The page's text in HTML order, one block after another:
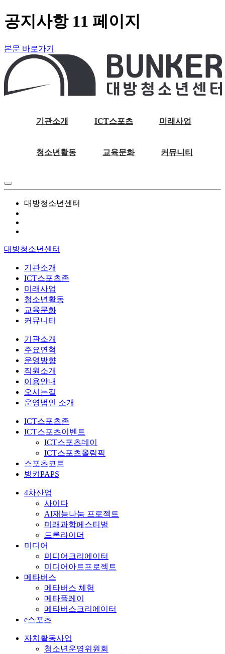
공지사항 11 페이지
본문 바로가기
기관소개 ICT스포츠 미래사업
청소년활동 교육문화 커뮤니티
대방청소년센터
대방청소년센터
기관소개
ICT스포츠존
미래사업
청소년활동
교육문화
커뮤니티
기관소개
주요연혁
운영방향
직원소개
이용안내
오시는길
운영법인 소개
ICT스포츠존
ICT스포츠이벤트
ICT스포츠데이
ICT스포츠올림픽
스포츠코트
벙커PAPS
4차산업
사이다
AI재능나눔 프로젝트
미래과학페스티벌
드론라이더
미디어
미디어크리에이터
미디어아트프로젝트
메타버스
메타버스 체험
메타플레이
메타버스크리에이터
e스포츠
자치활동사업
청소년운영위원회